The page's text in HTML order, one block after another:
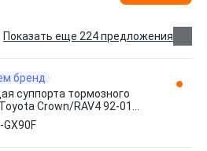
Показать еще 224 предложения
бренд
суппорта тормозного
Crown/RAV4 92-01